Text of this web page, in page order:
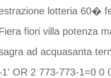
lotteria 60�
fiori villa potenza
ad acquasanta
1' OR 2 773-773-1=0 0